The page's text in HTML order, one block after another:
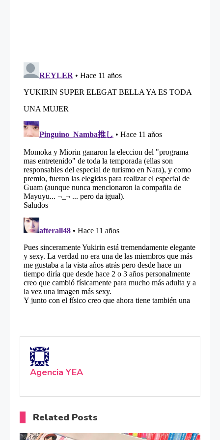
Agencia YEA
Related Posts